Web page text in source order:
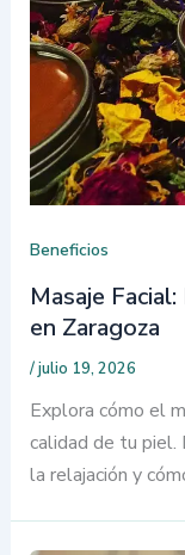
Beneficios
Masaje
en Zaragoza
/julio 19, 2026
Explora cómo el
calidad de tu piel.
la relajación y